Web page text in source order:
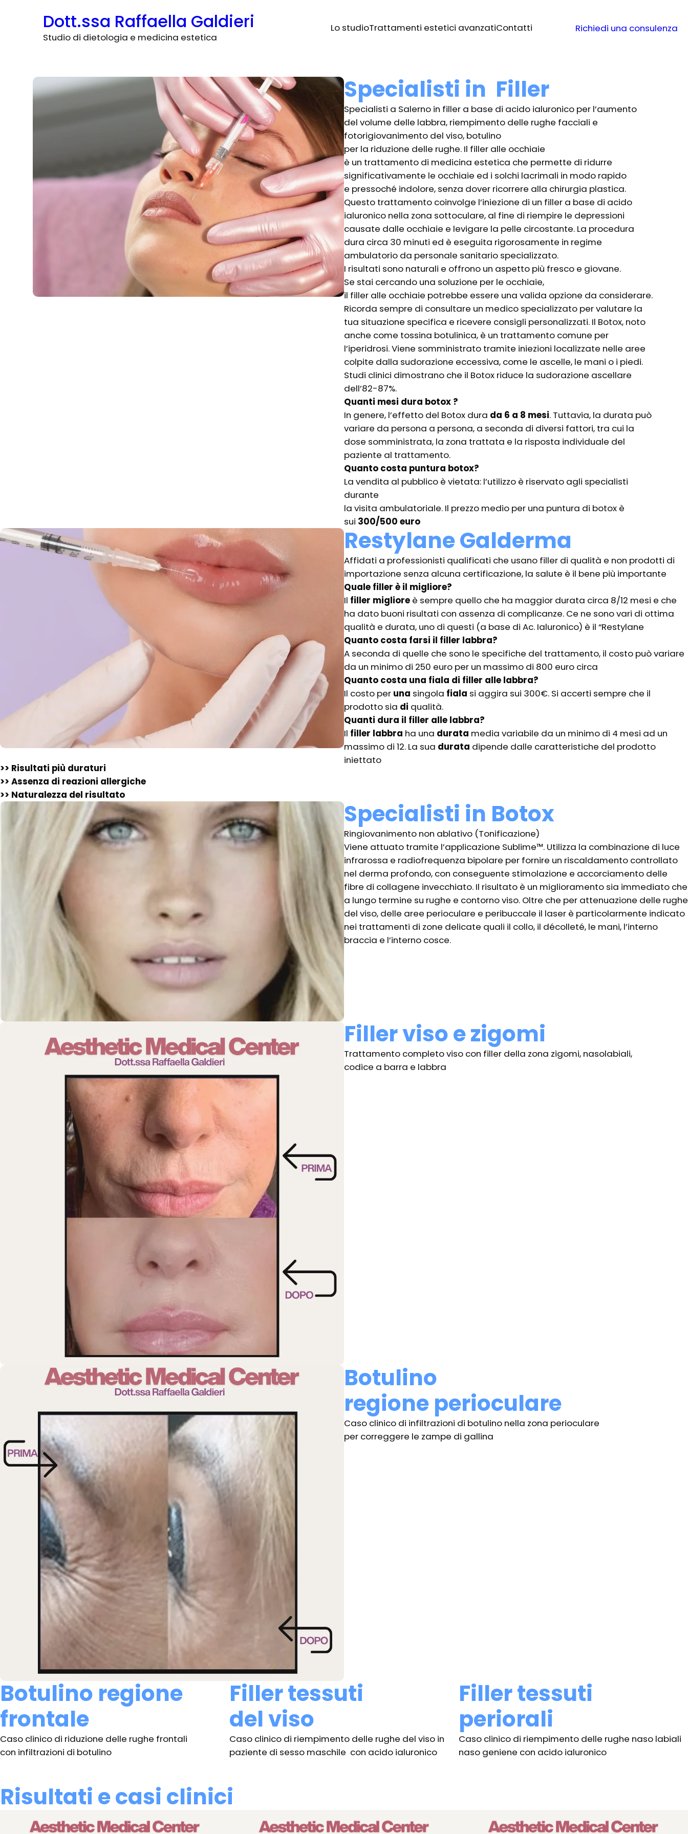
Dott.ssa Raffaella Galdieri
Studio di dietologia e medicina estetica
Lo studioTrattamenti estetici avanzatiContatti Richiedi una consulenza
Specialisti in Filler
Specialisti a Salerno in filler a base di acido ialuronico per l’aumento
del volume delle labbra, riempimento delle rughe facciali e
fotorigiovanimento del viso, botulino
per la riduzione delle rughe. Il filler alle occhiaie
è un trattamento di medicina estetica che permette di ridurre
significativamente le occhiaie ed i solchi lacrimali in modo rapido
e pressoché indolore, senza dover ricorrere alla chirurgia plastica.
Questo trattamento coinvolge l’iniezione di un filler a base di acido
ialuronico nella zona sottoculare, al fine di riempire le depressioni
causate dalle occhiaie e levigare la pelle circostante. La procedura
dura circa 30 minuti ed è eseguita rigorosamente in regime
ambulatorio da personale sanitario specializzato.
I risultati sono naturali e offrono un aspetto più fresco e giovane.
Se stai cercando una soluzione per le occhiaie,
il filler alle occhiaie potrebbe essere una valida opzione da considerare.
Ricorda sempre di consultare un medico specializzato per valutare la
tua situazione specifica e ricevere consigli personalizzati. Il Botox, noto
anche come tossina botulinica, è un trattamento comune per
l’iperidrosi. Viene somministrato tramite iniezioni localizzate nelle aree
colpite dalla sudorazione eccessiva, come le ascelle, le mani o i piedi.
Studi clinici dimostrano che il Botox riduce la sudorazione ascellare
dell’82-87%.
Quanti mesi dura botox ?
In genere, l’effetto del Botox dura da 6 a 8 mesi. Tuttavia, la durata può
variare da persona a persona, a seconda di diversi fattori, tra cui la
dose somministrata, la zona trattata e la risposta individuale del
paziente al trattamento.
Quanto costa puntura botox?
La vendita al pubblico è vietata: l’utilizzo è riservato agli specialisti
durante
la visita ambulatoriale. Il prezzo medio per una puntura di botox è
sui 300/500 euro
>> Risultati più duraturi
>> Assenza di reazioni allergiche
>> Naturalezza del risultato
Restylane Galderma
Affidati a professionisti qualificati che usano filler di qualità e non prodotti di
importazione senza alcuna certificazione, la salute è il bene più importante
Quale filler è il migliore?
Il filler migliore è sempre quello che ha maggior durata circa 8/12 mesi e che
ha dato buoni risultati con assenza di complicanze. Ce ne sono vari di ottima
qualità e durata, uno di questi (a base di Ac. Ialuronico) è il “Restylane
Quanto costa farsi il filler labbra?
A seconda di quelle che sono le specifiche del trattamento, il costo può variare
da un minimo di 250 euro per un massimo di 800 euro circa
Quanto costa una fiala di filler alle labbra?
Il costo per una singola fiala si aggira sui 300€. Si accerti sempre che il
prodotto sia di qualità.
Quanti dura il filler alle labbra?
Il filler labbra ha una durata media variabile da un minimo di 4 mesi ad un
massimo di 12. La sua durata dipende dalle caratteristiche del prodotto
iniettato
Specialisti in Botox
Ringiovanimento non ablativo (Tonificazione)
Viene attuato tramite l’applicazione Sublime™. Utilizza la combinazione di luce
infrarossa e radiofrequenza bipolare per fornire un riscaldamento controllato
nel derma profondo, con conseguente stimolazione e accorciamento delle
fibre di collagene invecchiato. Il risultato è un miglioramento sia immediato che
a lungo termine su rughe e contorno viso. Oltre che per attenuazione delle rughe
del viso, delle aree perioculare e peribuccale il laser è particolarmente indicato
nei trattamenti di zone delicate quali il collo, il décolleté, le mani, l’interno
braccia e l’interno cosce.
Filler viso e zigomi
Trattamento completo viso con filler della zona zigomi, nasolabiali,
codice a barra e labbra
Botulino
regione perioculare
Caso clinico di infiltrazioni di botulino nella zona perioculare
per correggere le zampe di gallina
Botulino regione
frontale
Caso clinico di riduzione delle rughe frontali
con infiltrazioni di botulino
Filler tessuti
del viso
Caso clinico di riempimento delle rughe del viso in
paziente di sesso maschile con acido ialuronico
Filler tessuti
periorali
Caso clinico di riempimento delle rughe naso labiali
naso geniene con acido ialuronico
Risultati e casi clinici